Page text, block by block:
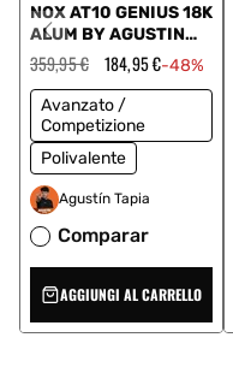
NOX AT10 GENIUS 18K
ALUM BY AGUSTIN
TAPIA 2025
Prezzo
regolare
359,95 € Prezzo
scontato
184,95 €-48%
Avanzato /
Competizione
Polivalente
Agustín Tapia
Comparar
AGGIUNGI AL CARRELLO